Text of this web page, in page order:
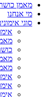
מאמן
מי אנחנו
סוגי